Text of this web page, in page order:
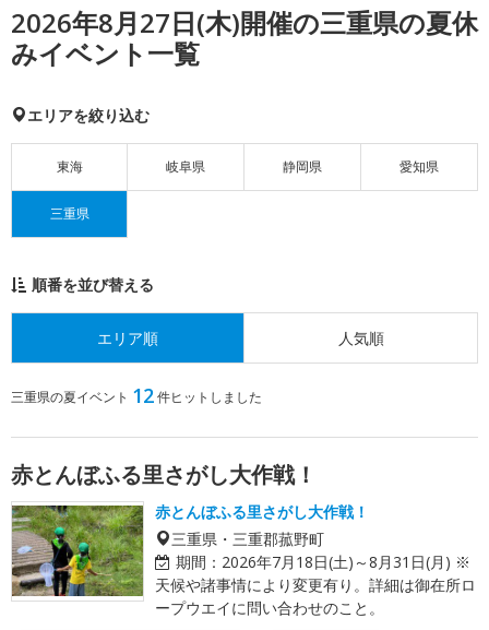
2026年8月27日(木)開催の三重県の夏休
みイベント一覧
エリアを絞り込む
東海 岐阜県 静岡県 愛知県
三重県
順番を並び替える
エリア順 人気順
三重県の夏イベント 12件ヒットしました
赤とんぼふる里さがし大作戦！
赤とんぼふる里さがし大作戦！
三重県・三重郡菰野町
期間： 2026年7月18日(土)～8月31日(月) ※
天候や諸事情により変更有り。詳細は御在所ロ
ープウエイに問い合わせのこと。